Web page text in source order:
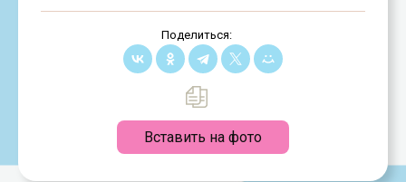
Поделиться:
Вставить на фото